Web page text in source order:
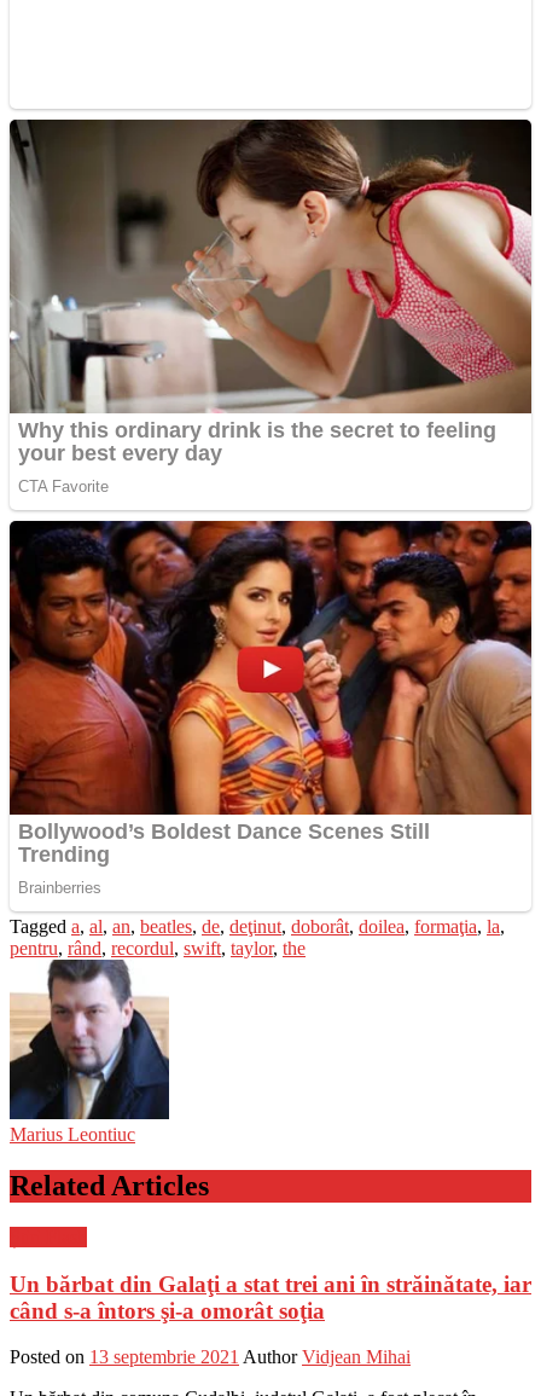
Tagged a, al, an, beatles, de, deţinut, doborât, doilea, formaţia, la,
pentru, rând, recordul, swift, taylor, the
Marius Leontiuc
Related Articles
Un bărbat din Galaţi a stat trei ani în străinătate, iar
când s-a întors şi-a omorât soţia
Posted on 13 septembrie 2021 Author Vidjean Mihai